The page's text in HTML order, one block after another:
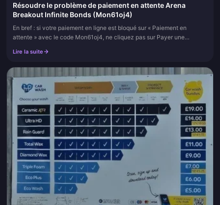
Résoudre le problème de paiement en attente Arena
Breakout Infinite Bonds (Mon61oj4)
En bref : si votre paiement en ligne est bloqué sur « Paiement en
attente » avec le code Mon61oj4, ne cliquez pas sur Payer une
double...
Lire la suite